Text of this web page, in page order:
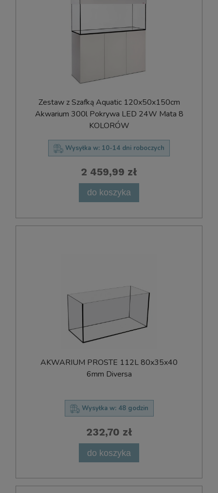
Zestaw z Szafką Aquatic 120x50x150cm
Akwarium 300l Pokrywa LED 24W Mata 8
KOLORÓW
Wysyłka w: 10-14 dni roboczych
2 459,99 zł
do koszyka
AKWARIUM PROSTE 112L 80x35x40
6mm Diversa
Wysyłka w: 48 godzin
232,70 zł
do koszyka